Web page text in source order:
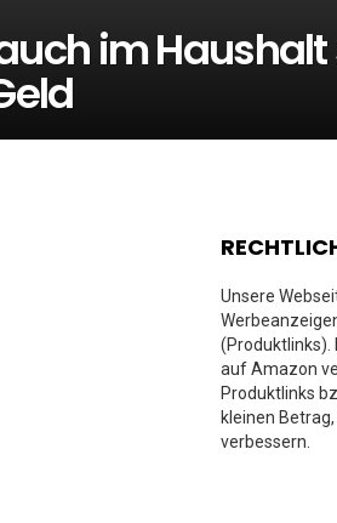
im Haushalt
Unsere
(Produktlinks).
auf Amazon
Produktlinks
kleinen
verbessern.